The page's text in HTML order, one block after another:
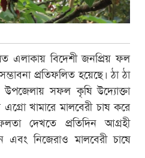
এলাকায় বিদেশী জনপ্রিয় ফল
প্রতিফলিত হয়েছে। ঠা ঠা
উপজেলায় সফল কৃষি উদ্যোক্তা
এগ্রো খামারে মালবেরী চাষ করে
দেখতে প্রতিদিন আগ্রহী
এবং নিজেরাও মালবেরী চাষে